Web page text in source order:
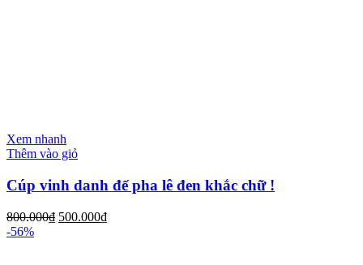
Xem nhanh
Thêm vào giỏ
Cúp vinh danh đế pha lê đen khắc chữ !
800.000₫ 500.000₫
-56%